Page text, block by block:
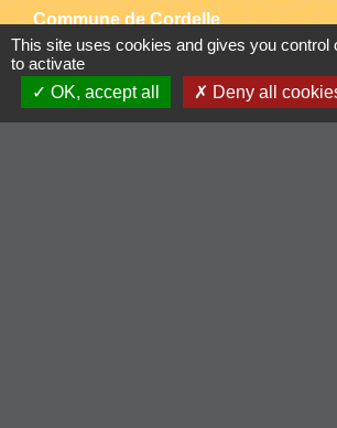
Commune de Cordelle
154, route de Roanne
42123 Cordelle - FRANCE
+33 4 77 64 90 12
Contact par formulaire
This site uses cookies and gives you control
to activate
OK, accept all
Deny all